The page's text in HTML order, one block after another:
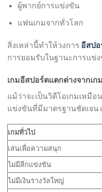
ผู้พากย์การแข่งขัน
แฟนเกมจากทั่วโลก
สิ่งเหล่านี้ทำให้วงการ อีสปอ
การยอมรับในฐานะการแข่
เกมอีสปอร์ตแตกต่างจากเก
แม้ว่าจะเป็นวิดีโอเกมเหมือ
แข่งขันที่มีมาตรฐานชัดเจน
เกมทั่วไป
เล่นเพื่อความสนุก
ไม่มีลีกแข่งขัน
ไม่มีเงินรางวัลใหญ่